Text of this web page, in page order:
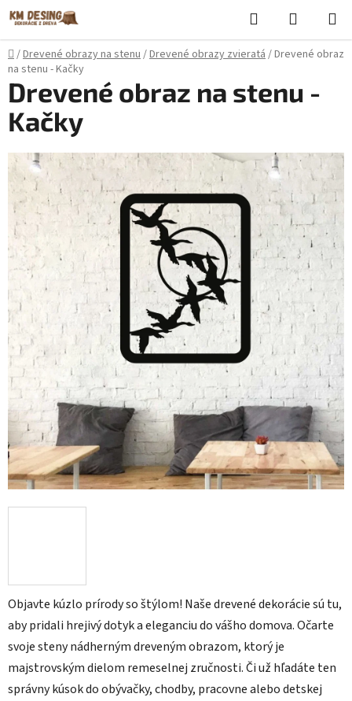
Prejsť
na
obsah
Hľadať
KOŠÍK
Domov
/Drevené obrazy na stenu/Drevené obrazy zvieratá/Drevené obraz
na stenu - Kačky
Objavte kúzlo prírody so štýlom! Naše drevené dekorácie sú tu,
aby pridali hrejivý dotyk a eleganciu do vášho domova. Očarte
svoje steny nádherným dreveným obrazom, ktorý je
majstrovským dielom remeselnej zručnosti. Či už hľadáte ten
správny kúsok do obývačky, chodby, pracovne alebo detskej
Drevené obraz na stenu -
Kačky